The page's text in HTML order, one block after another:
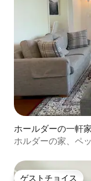
ホールダーの一軒家
ホルダーの家、ペ
ゲストチョイス